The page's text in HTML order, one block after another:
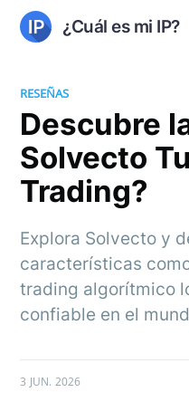
¿Cuál es mi IP?
RESEÑAS
Descubre
Solvecto
Trading?
Explora Solvecto y
características
trading algorítmico
confiable en el
3 JUN. 2026